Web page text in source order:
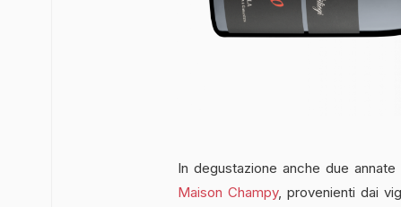
In degustazione anche due
Maison Champy, provenienti dai